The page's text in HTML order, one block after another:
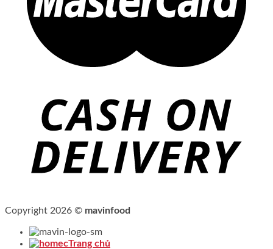
Copyright 2026 © mavinfood
Trang chủ